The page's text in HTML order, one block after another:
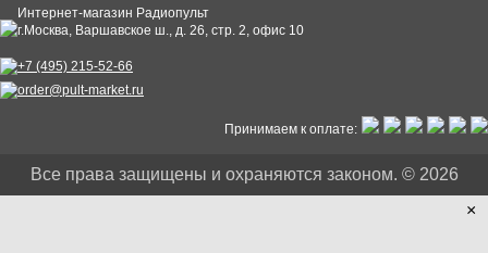
Интернет-магазин Радиопульт
г.Москва, Варшавское ш., д. 26, стр. 2, офис 10
+7 (495) 215-52-66
order@pult-market.ru
Принимаем к оплате:
Все права защищены и охраняются законом. © 2026
×